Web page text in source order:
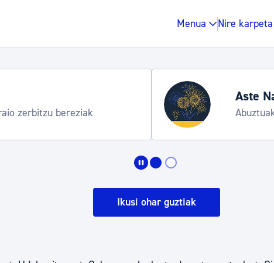
Menua Nire karpeta
Gune publikoa,
zerbitzu bereziak
Aste
Ikusi ohar guztiak